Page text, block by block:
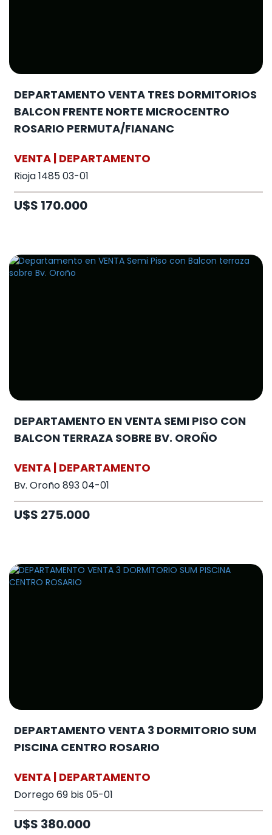
DEPARTAMENTO VENTA TRES DORMITORIOS
BALCON FRENTE NORTE MICROCENTRO
ROSARIO PERMUTA/FIANANC
VENTA | DEPARTAMENTO
Rioja 1485 03-01
U$S 170.000
DEPARTAMENTO EN VENTA SEMI PISO CON
BALCON TERRAZA SOBRE BV. OROÑO
VENTA | DEPARTAMENTO
Bv. Oroño 893 04-01
U$S 275.000
DEPARTAMENTO VENTA 3 DORMITORIO SUM
PISCINA CENTRO ROSARIO
VENTA | DEPARTAMENTO
Dorrego 69 bis 05-01
U$S 380.000